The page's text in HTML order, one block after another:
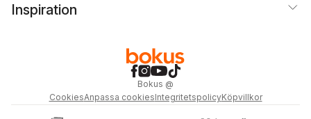
Inspiration
Bokus @
CookiesAnpassa cookiesIntegritetspolicyKöpvillkor